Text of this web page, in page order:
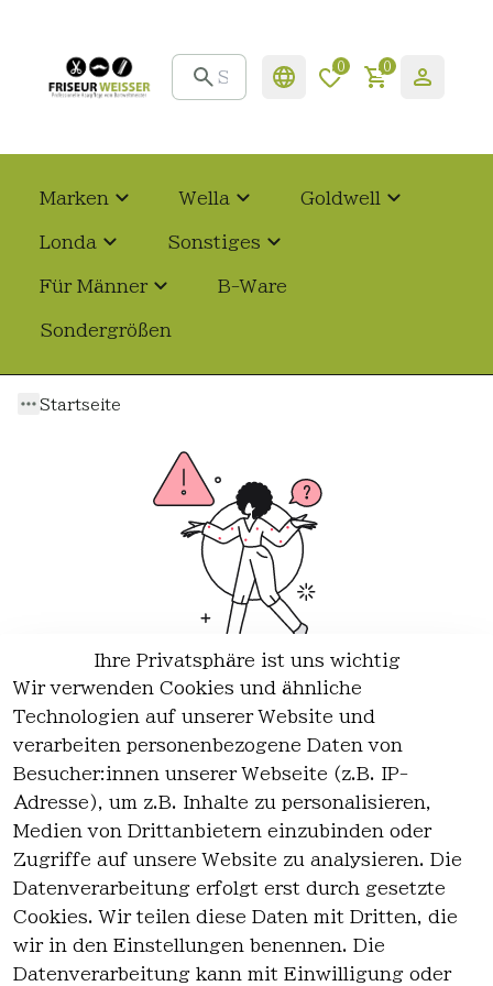
0 0
Marken Wella Goldwell
Londa Sonstiges
Für Männer B-Ware
Sondergrößen
Startseite
Wir haben keine Artikel mehr in dieser Kategorie.
Haben Sie nicht gefunden, was Sie suchen?
Artikel durchsuchen
Ihre Privatsphäre ist uns wichtig
Wir verwenden Cookies und ähnliche
Technologien auf unserer Website und
verarbeiten personenbezogene Daten von
Besucher:innen unserer Webseite (z.B. IP-
Adresse), um z.B. Inhalte zu personalisieren,
Medien von Drittanbietern einzubinden oder
Zugriffe auf unsere Website zu analysieren. Die
Datenverarbeitung erfolgt erst durch gesetzte
Cookies. Wir teilen diese Daten mit Dritten, die
wir in den Einstellungen benennen. Die
Datenverarbeitung kann mit Einwilligung oder
Rechtlich
es
AGB
Impressum
Kontakt
Kontakt
Registrieren